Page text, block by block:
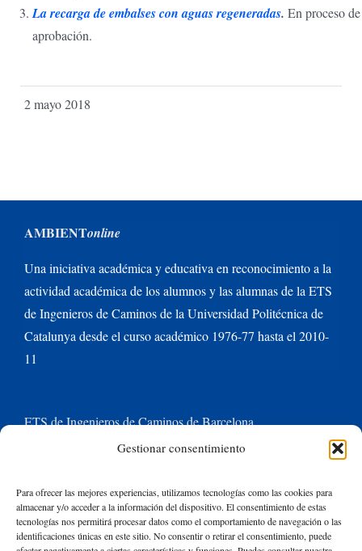
Gestionar consentimiento
Para ofrecer las mejores experiencias, utilizamos tecnologías como las cookies para
almacenar y/o acceder a la información del dispositivo. El consentimiento de estas
tecnologías nos permitirá procesar datos como el comportamiento de navegación o las
identificaciones únicas en este sitio. No consentir o retirar el consentimiento, puede
La recarga de embalses con aguas regeneradas. En proceso de
aprobación.
2 mayo 2018
AMBIENTonline
Una iniciativa académica y educativa en reconocimiento a la
actividad académica de los alumnos y las alumnas de la ETS
de Ingenieros de Caminos de la Universidad Politécnica de
Catalunya desde el curso académico 1976-77 hasta el 2010-
11
ETS de Ingenieros de Caminos de Barcelona
Universitat Politècnica de Catalunya BarcelonaTech
Contacte con nosotros